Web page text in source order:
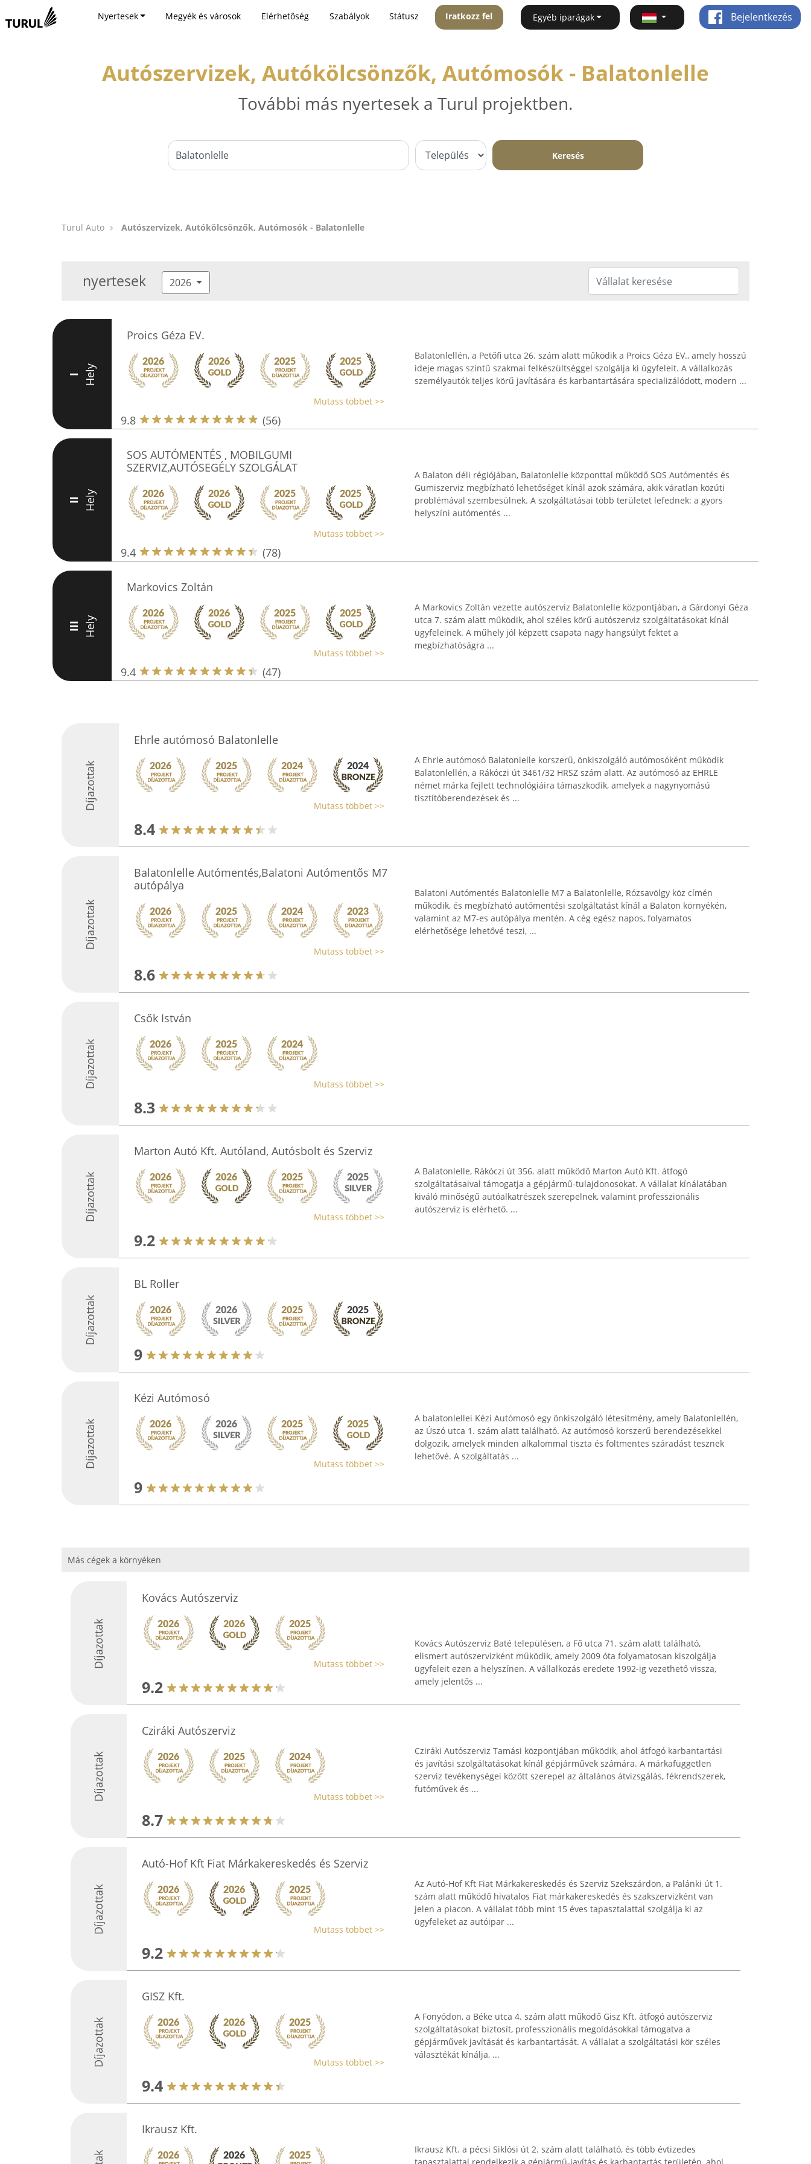
Nyertesek Megyék és városok Elérhetőség Szabályok Státusz Iratkozz fel Egyéb iparágak Bejelentkezés
Autószervizek, Autókölcsönzők, Autómosók - Balatonlelle
További más nyertesek a Turul projektben.
Keresés
Turul Auto Autószervizek, Autókölcsönzők, Autómosók - Balatonlelle
nyertesek 2026
I Hely
Proics Géza EV.
Mutass többet >>
9.8 (56)
Balatonlellén, a Petőfi utca 26. szám alatt működik a Proics Géza EV., amely hosszú
ideje magas szintű szakmai felkészültséggel szolgálja ki ügyfeleit. A vállalkozás
személyautók teljes körű javítására és karbantartására specializálódott, modern ...
II Hely
SOS AUTÓMENTÉS , MOBILGUMI
SZERVIZ,AUTÓSEGÉLY SZOLGÁLAT
Mutass többet >>
9.4 (78)
A Balaton déli régiójában, Balatonlelle központtal működő SOS Autómentés és
Gumiszerviz megbízható lehetőséget kínál azok számára, akik váratlan közúti
problémával szembesülnek. A szolgáltatásai több területet lefednek: a gyors
helyszíni autómentés ...
III Hely
Markovics Zoltán
Mutass többet >>
9.4 (47)
A Markovics Zoltán vezette autószerviz Balatonlelle központjában, a Gárdonyi Géza
utca 7. szám alatt működik, ahol széles körű autószerviz szolgáltatásokat kínál
ügyfeleinek. A műhely jól képzett csapata nagy hangsúlyt fektet a
megbízhatóságra ...
Díjazottak
Ehrle autómosó Balatonlelle
Mutass többet >>
8.4
A Ehrle autómosó Balatonlelle korszerű, önkiszolgáló autómosóként működik
Balatonlellén, a Rákóczi út 3461/32 HRSZ szám alatt. Az autómosó az EHRLE
német márka fejlett technológiáira támaszkodik, amelyek a nagynyomású
tisztítóberendezések és ...
Díjazottak
Balatonlelle Autómentés,Balatoni Autómentős M7
autópálya
Mutass többet >>
8.6
Balatoni Autómentés Balatonlelle M7 a Balatonlelle, Rózsavölgy köz címén
működik, és megbízható autómentési szolgáltatást kínál a Balaton környékén,
valamint az M7-es autópálya mentén. A cég egész napos, folyamatos
elérhetősége lehetővé teszi, ...
Díjazottak
Csők István
Mutass többet >>
8.3
Díjazottak
Marton Autó Kft. Autóland, Autósbolt és Szerviz
Mutass többet >>
9.2
A Balatonlelle, Rákóczi út 356. alatt működő Marton Autó Kft. átfogó
szolgáltatásaival támogatja a gépjármű-tulajdonosokat. A vállalat kínálatában
kiváló minőségű autóalkatrészek szerepelnek, valamint professzionális
autószerviz is elérhető. ...
Díjazottak
BL Roller
9
Díjazottak
Kézi Autómosó
Mutass többet >>
9
A balatonlellei Kézi Autómosó egy önkiszolgáló létesítmény, amely Balatonlellén,
az Úszó utca 1. szám alatt található. Az autómosó korszerű berendezésekkel
dolgozik, amelyek minden alkalommal tiszta és foltmentes száradást tesznek
lehetővé. A szolgáltatás ...
Más cégek a környéken
Díjazottak
Kovács Autószerviz
Mutass többet >>
9.2
Kovács Autószerviz Baté településen, a Fő utca 71. szám alatt található,
elismert autószervizként működik, amely 2009 óta folyamatosan kiszolgálja
ügyfeleit ezen a helyszínen. A vállalkozás eredete 1992-ig vezethető vissza,
amely jelentős ...
Díjazottak
Cziráki Autószerviz
Mutass többet >>
8.7
Cziráki Autószerviz Tamási központjában működik, ahol átfogó karbantartási
és javítási szolgáltatásokat kínál gépjárművek számára. A márkafüggetlen
szerviz tevékenységei között szerepel az általános átvizsgálás, fékrendszerek,
futóművek és ...
Díjazottak
Autó-Hof Kft Fiat Márkakereskedés és Szerviz
Mutass többet >>
9.2
Az Autó-Hof Kft Fiat Márkakereskedés és Szerviz Szekszárdon, a Palánki út 1.
szám alatt működő hivatalos Fiat márkakereskedés és szakszervizként van
jelen a piacon. A vállalat több mint 15 éves tapasztalattal szolgálja ki az
ügyfeleket az autóipar ...
Díjazottak
GISZ Kft.
Mutass többet >>
9.4
A Fonyódon, a Béke utca 4. szám alatt működő Gisz Kft. átfogó autószerviz
szolgáltatásokat biztosít, professzionális megoldásokkal támogatva a
gépjárművek javítását és karbantartását. A vállalat a szolgáltatási kör széles
választékát kínálja, ...
Ikrausz Kft.
Ikrausz Kft. a pécsi Siklósi út 2. szám alatt található, és több évtizedes